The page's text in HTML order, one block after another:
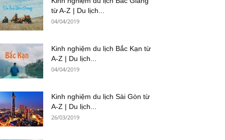
từ A-Z | Du lịch...
04/04/2019
Kinh nghiệm du lịch Bắc Kạn từ
A-Z | Du lịch...
04/04/2019
Kinh nghiệm du lịch Sài Gòn từ
A-Z | Du lịch...
26/03/2019